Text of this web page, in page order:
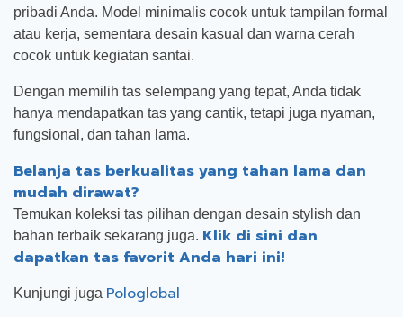
pribadi Anda. Model minimalis cocok untuk tampilan formal
atau kerja, sementara desain kasual dan warna cerah
cocok untuk kegiatan santai.
Dengan memilih tas selempang yang tepat, Anda tidak
hanya mendapatkan tas yang cantik, tetapi juga nyaman,
fungsional, dan tahan lama.
Belanja tas berkualitas yang tahan lama dan
mudah dirawat?
Temukan koleksi tas pilihan dengan desain stylish dan
bahan terbaik sekarang juga. Klik di sini dan
dapatkan tas favorit Anda hari ini!
Kunjungi juga Pologlobal